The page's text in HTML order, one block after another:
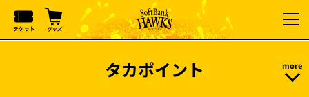
タカポイント